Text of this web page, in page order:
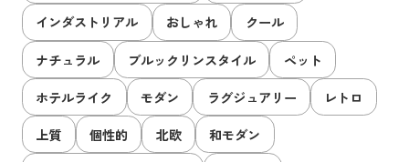
インダストリアル
おしゃれ
クール
ナチュラル
ブルックリンスタイル
ペット
ホテルライク
モダン ラグジュアリー
レトロ
上質
個性的 北欧
和モダン